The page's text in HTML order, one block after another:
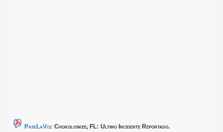
PaseLaVoz Chokoloskee, FL: Ultimo Incidente Reportado.